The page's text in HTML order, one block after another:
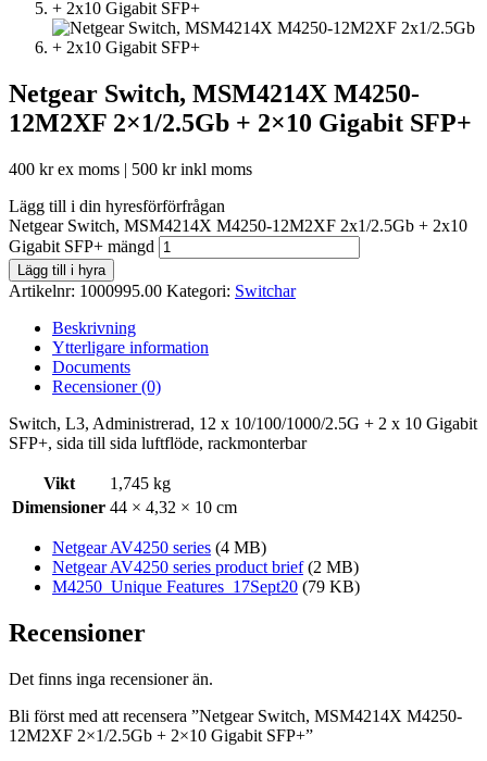
Netgear Switch, MSM4214X M4250-
12M2XF 2×1/2.5Gb + 2×10 Gigabit SFP+
400 krex moms | 500 krinkl moms
Lägg till i din hyresförförfrågan
Netgear Switch, MSM4214X M4250-12M2XF 2x1/2.5Gb + 2x10
Gigabit SFP+ mängd
Lägg till i hyra
Artikelnr: 1000995.00 Kategori: Switchar
Beskrivning
Ytterligare information
Documents
Recensioner (0)
Switch, L3, Administrerad, 12 x 10/100/1000/2.5G + 2 x 10 Gigabit
SFP+, sida till sida luftflöde, rackmonterbar
Vikt
1,745 kg
Dimensioner 44 × 4,32 × 10 cm
Netgear AV4250 series (4 MB)
Netgear AV4250 series product brief(2 MB)
M4250_Unique Features_17Sept20 (79 KB)
Recensioner
Det finns inga recensioner än.
Bli först med att recensera ”Netgear Switch, MSM4214X M4250-
12M2XF 2×1/2.5Gb + 2×10 Gigabit SFP+”